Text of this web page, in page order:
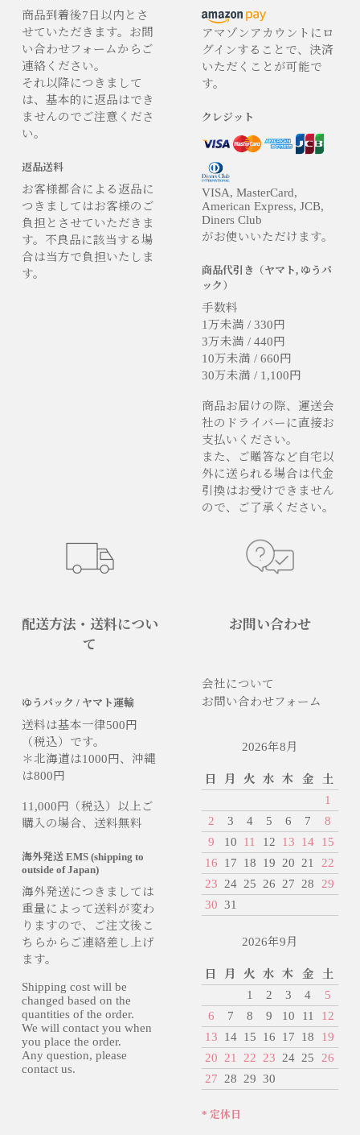
商品到着後7日以内とさ
せていただきます。お問
い合わせフォームからご
連絡ください。
それ以降につきまして
は、基本的に返品はでき
ませんのでご注意くださ
い。
返品送料
お客様都合による返品に
つきましてはお客様のご
負担とさせていただきま
す。不良品に該当する場
合は当方で負担いたしま
す。
アマゾンアカウントにロ
グインすることで、決済
いただくことが可能で
す。
クレジット
VISA, MasterCard,
American Express, JCB,
Diners Club
がお使いいただけます。
商品代引き（ヤマト, ゆうパ
ック）
手数料
1万未満 / 330円
3万未満 / 440円
10万未満 / 660円
30万未満 / 1,100円
商品お届けの際、運送会
社のドライバーに直接お
支払いください。
また、ご贈答など自宅以
外に送られる場合は代金
引換はお受けできません
ので、ご了承ください。
配送方法・送料につい
て
ゆうパック / ヤマト運輸
送料は基本一律500円
（税込）です。
＊北海道は1000円、沖縄
は800円
11,000円（税込）以上ご
購入の場合、送料無料
海外発送 EMS (shipping to
outside of Japan)
海外発送につきましては
重量によって送料が変わ
りますので、ご注文後こ
ちらからご連絡差し上げ
ます。
Shipping cost will be
changed based on the
quantities of the order.
We will contact you when
you place the order.
Any question, please
contact us.
お問い合わせ
会社について
お問い合わせフォーム
2026年8月
日 月 火 水 木 金
土
1
2
3 4 5 6 7
8
9
10 11 12 13 14
15
16
17 18 19 20 21
22
23
24 25 26 27 28
29
30 31
2026年9月
日 月 火 水 木 金
土
1
2 3 4
5
6
7 8 9 10 11
12
13
14 15 16 17 18
19
20
21 22 23 24 25
26
27
28 29 30
* 定休日